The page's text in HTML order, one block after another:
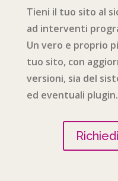
Tieni il tuo sito al
ad interventi
Un vero e proprio
tuo sito, con
versioni, sia del
ed eventuali